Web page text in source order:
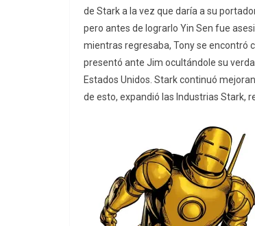
de Stark a la vez que daría a su
pero antes de lograrlo Yin Sen fue
mientras regresaba, Tony se encontró
presentó ante Jim ocultándole su
Estados Unidos. Stark continuó
de esto, expandió las Industrias Stark,